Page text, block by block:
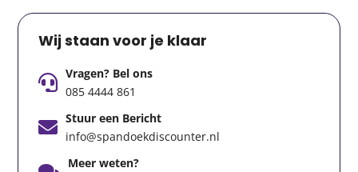
Wij staan voor je klaar
Vragen? Bel ons
085 4444 861
Stuur een Bericht
info@spandoekdiscounter.nl
Meer weten?